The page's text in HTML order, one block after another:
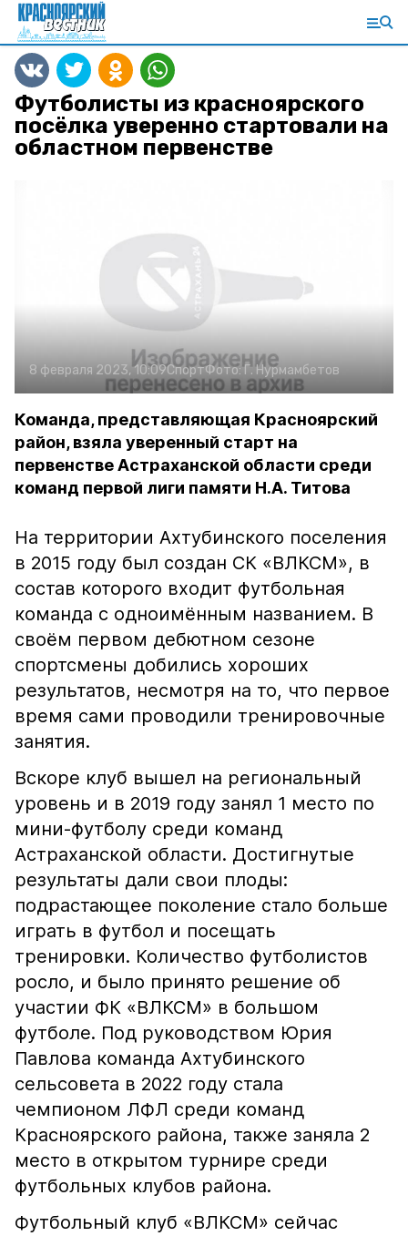
Футболисты из красноярского
посёлка уверенно стартовали на
областном первенстве
8 февраля 2023, 10:09СпортФото:Г. Нурмамбетов
Команда, представляющая Красноярский
район, взяла уверенный старт на
первенстве Астраханской области среди
команд первой лиги памяти Н.А. Титова
На территории Ахтубинского поселения
в 2015 году был создан СК «ВЛКСМ», в
состав которого входит футбольная
команда с одноимённым названием. В
своём первом дебютном сезоне
спортсмены добились хороших
результатов, несмотря на то, что первое
время сами проводили тренировочные
занятия.
Вскоре клуб вышел на региональный
уровень и в 2019 году занял 1 место по
мини-футболу среди команд
Астраханской области. Достигнутые
результаты дали свои плоды:
подрастающее поколение стало больше
играть в футбол и посещать
тренировки. Количество футболистов
росло, и было принято решение об
участии ФК «ВЛКСМ» в большом
футболе. Под руководством Юрия
Павлова команда Ахтубинского
сельсовета в 2022 году стала
чемпионом ЛФЛ среди команд
Красноярского района, также заняла 2
место в открытом турнире среди
футбольных клубов района.
Футбольный клуб «ВЛКСМ» сейчас